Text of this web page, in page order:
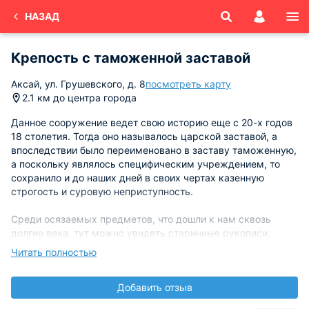
НАЗАД
Крепость с таможенной заставой
Аксай, ул. Грушевского, д. 8посмотреть карту
2.1 км до центра города
Данное сооружение ведет свою историю еще с 20-х годов
18 столетия. Тогда оно называлось царской заставой, а
впоследствии было переименовано в заставу таможенную,
а поскольку являлось специфическим учреждением, то
сохранило и до наших дней в своих чертах казенную
строгость и суровую неприступность.
Среди осязаемых предметов, что дошли к нам сквозь
долгие века, тут можно увидеть старинные рукописи,
карты, уникальные экземпляры вооружения, как
огнестрельного, так и холодного. А главное, благодаря
бытовым экспонатам, гости имеют возможность кое-что
узнать об особенностях повседневного уклада служащих
государственной таможни прежней России. Интересный
Читать полностью
Добавить отзыв